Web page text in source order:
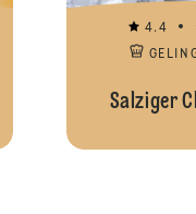
4.4
Salziger